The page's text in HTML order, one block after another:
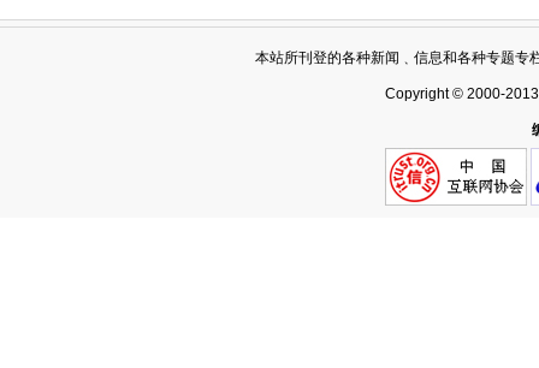
本站所刊登的各种新闻﹑信息和各种专题专
Copyright © 2000-